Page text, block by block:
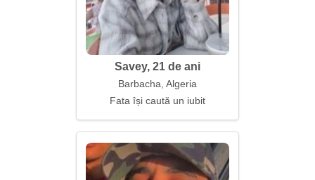
Savey, 21 de ani
Barbacha, Algeria
Fata își caută un iubit